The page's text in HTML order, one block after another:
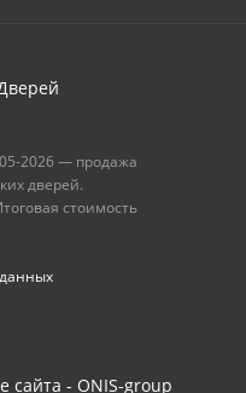
2026 — продажа
дверей.
стоимость
сайта - ONIS-group